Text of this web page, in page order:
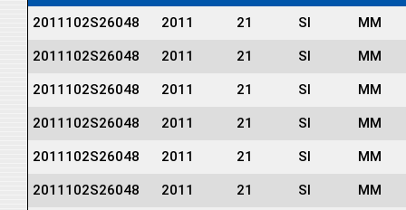
2011102S26048
2011 21 SI MM
2011102S26048 2011 21 SI MM
2011102S26048 2011 21 SI MM
2011102S26048 2011 21 SI MM
2011102S26048 2011 21 SI MM
2011102S26048 2011 21 SI MM